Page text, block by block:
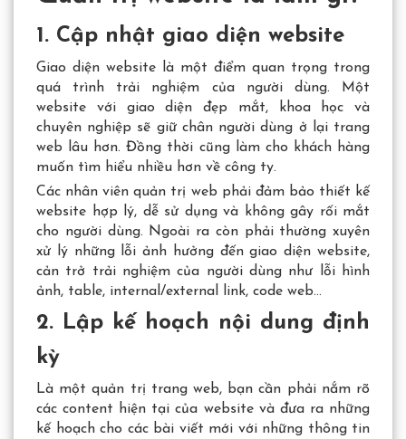
1. Cập nhật giao diện website
Giao diện website là một điểm quan trọng trong
quá trình trải nghiệm của người dùng. Một
website với giao diện đẹp mắt, khoa học và
chuyên nghiệp sẽ giữ chân người dùng ở lại trang
web lâu hơn. Đồng thời cũng làm cho khách hàng
muốn tìm hiểu nhiều hơn về công ty.
Các nhân viên quản trị web phải đảm bảo thiết kế
website hợp lý, dễ sử dụng và không gây rối mắt
cho người dùng. Ngoài ra còn phải thường xuyên
xử lý những lỗi ảnh hưởng đến giao diện website,
cản trở trải nghiệm của người dùng như lỗi hình
ảnh, table, internal/external link, code web…
2. Lập kế hoạch nội dung định
kỳ
Là mộtquản trị trang web, bạn cần phải nắm rõ
các content hiện tại của website và đưa ra những
kế hoạch cho các bài viết mới với những thông tin